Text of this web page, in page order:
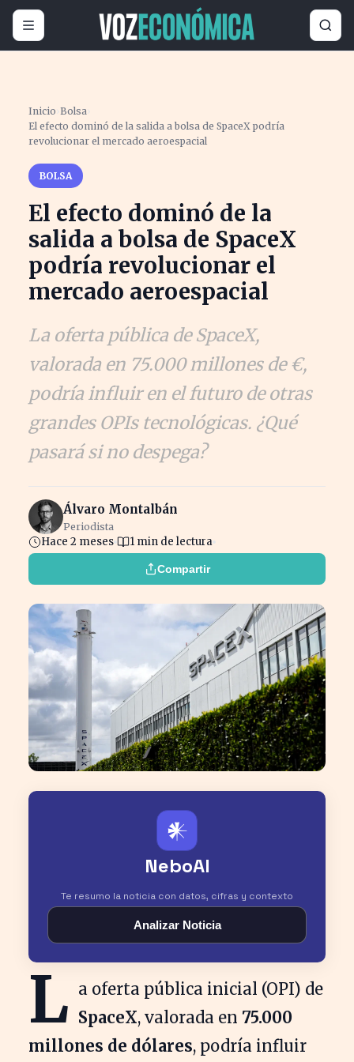
Inicio ›Bolsa›
El efecto dominó de la salida a bolsa de SpaceX podría
revolucionar el mercado aeroespacial
BOLSA
El efecto dominó de la
salida a bolsa de SpaceX
podría revolucionar el
mercado aeroespacial
La oferta pública de SpaceX,
valorada en 75.000 millones de €,
podría influir en el futuro de otras
grandes OPIs tecnológicas. ¿Qué
pasará si no despega?
Álvaro Montalbán
Periodista
Hace 2 meses 1 min de lectura
Compartir
𒀭
NeboAI
Te resumo la noticia con datos, cifras y contexto
Analizar Noticia
L a oferta pública inicial (OPI) de
SpaceX, valorada en 75.000
millones de dólares, podría influir